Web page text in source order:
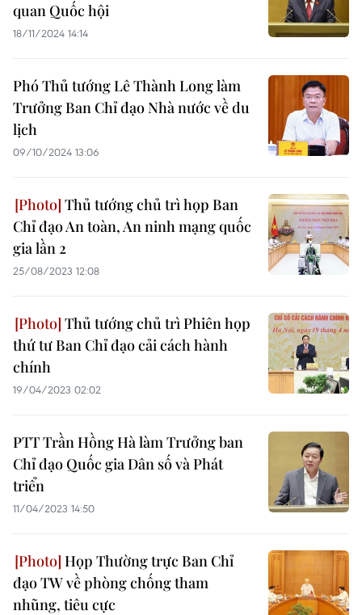
quan Quốc hội
18/11/2024 14:14
Phó Thủ tướng Lê Thành Long làm
Trưởng Ban Chỉ đạo Nhà nước về du
lịch
09/10/2024 13:06
Thủ tướng chủ trì họp Ban
Chỉ đạo An toàn, An ninh mạng quốc
gia lần 2
25/08/2023 12:08
Thủ tướng chủ trì Phiên họp
thứ tư Ban Chỉ đạo cải cách hành
chính
19/04/2023 02:02
​PTT Trần Hồng Hà làm Trưởng ban
Chỉ đạo Quốc gia Dân số và Phát
triển
11/04/2023 14:50
Họp Thường trực Ban Chỉ
đạo TW về phòng chống tham
nhũng, tiêu cực